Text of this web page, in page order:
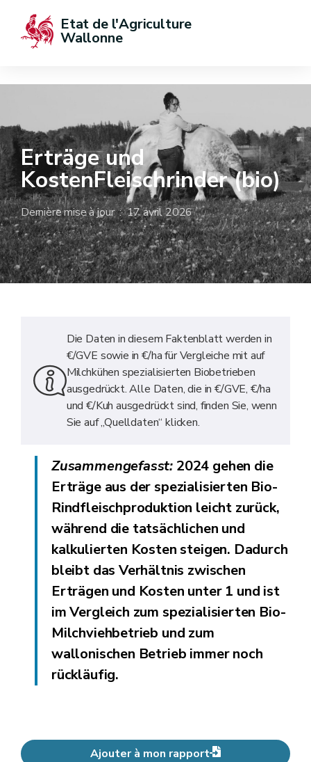
Etat de l'Agriculture
Wallonne
Erträge und
KostenFleischrinder (bio)
Dernière mise à jour : 17 avril 2026
Die Daten in diesem Faktenblatt werden in
€/GVE sowie in €/ha für Vergleiche mit auf
Milchkühen spezialisierten Biobetrieben
ausgedrückt. Alle Daten, die in €/GVE, €/ha
und €/Kuh ausgedrückt sind, finden Sie, wenn
Sie auf „Quelldaten“ klicken.
Zusammengefasst: 2024 gehen die
Erträge aus der spezialisierten Bio-
Rindfleischproduktion leicht zurück,
während die tatsächlichen und
kalkulierten Kosten steigen. Dadurch
bleibt das Verhältnis zwischen
Erträgen und Kosten unter 1 und ist
im Vergleich zum spezialisierten Bio-
Milchviehbetrieb und zum
wallonischen Betrieb immer noch
rückläufig.
Ajouter à mon rapport